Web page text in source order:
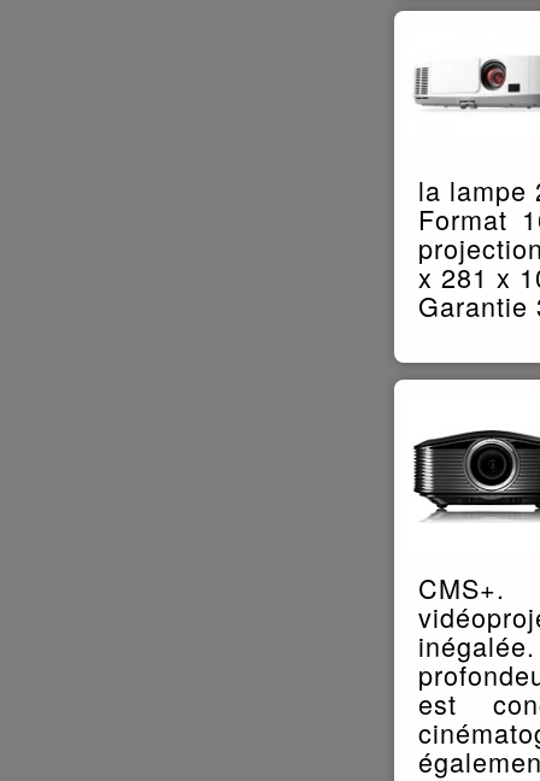
la lampe
Format
x 281 x
Garantie
est